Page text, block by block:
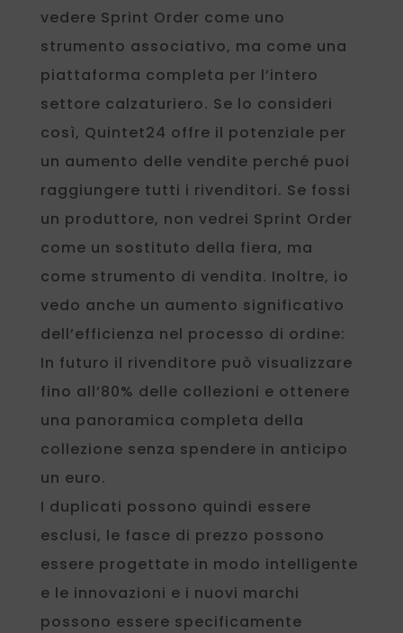
vedere Sprint Order come uno
strumento associativo, ma come una
piattaforma completa per l’intero
settore calzaturiero. Se lo consideri
così, Quintet24 offre il potenziale per
un aumento delle vendite perché puoi
raggiungere tutti i rivenditori. Se fossi
un produttore, non vedrei Sprint Order
come un sostituto della fiera, ma
come strumento di vendita. Inoltre, io
vedo anche un aumento significativo
dell’efficienza nel processo di ordine:
In futuro il rivenditore può visualizzare
fino all’80% delle collezioni e ottenere
una panoramica completa della
collezione senza spendere in anticipo
un euro.
I duplicati possono quindi essere
esclusi, le fasce di prezzo possono
essere progettate in modo intelligente
e le innovazioni e i nuovi marchi
possono essere specificamente